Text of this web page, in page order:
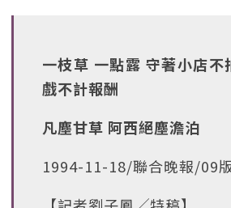
一枝草 一點露 守著小店不
戲不計報酬
凡塵甘草 阿西絕塵澹泊
1994-11-18/聯合晚報/09